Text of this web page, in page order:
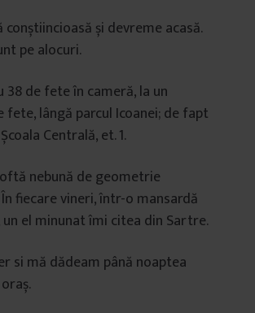
conștiincioasă și devreme acasă.
pe alocuri.
38 de fete în cameră, la un
lângă parcul Icoanei; de fapt
Centrală, et. 1.
nebună de geometrie
fiecare vineri, într-o mansardă
un el minunat îmi citea din Sartre.
si mă dădeam până noaptea